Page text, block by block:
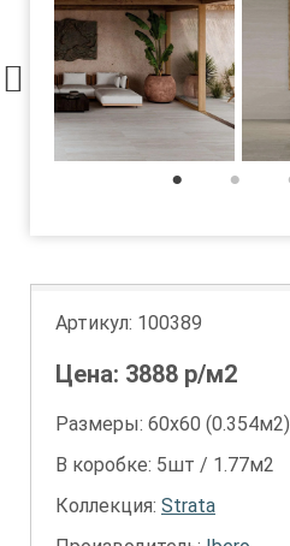
Артикул: 100389
Цена: 3888 р/м2
Размеры: 60х60 (0.354м2)
В коробке: 5шт / 1.77м2
Коллекция: Strata